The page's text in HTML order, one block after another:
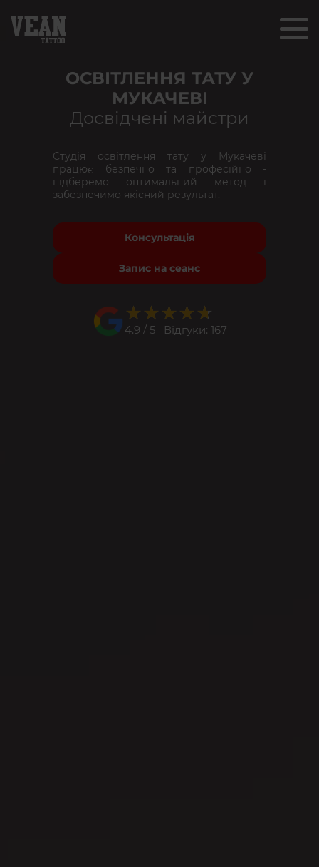
ОСВІТЛЕННЯ ТАТУ У
МУКАЧЕВІ
Досвідчені майстри
Студія освітлення тату у Мукачеві
працює безпечно та професійно -
підберемо оптимальний метод і
забезпечимо якісний результат.
Консультація
Запис на сеанс
★★★★★
★★★★★
4.9 / 5 Відгуки: 167